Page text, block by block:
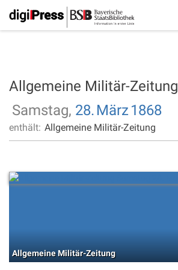
Allgemeine Militär-Zeitung
Samstag, 28. März 1868
enthält: Allgemeine Militär-Zeitung
Allgemeine Militär-Zeitung